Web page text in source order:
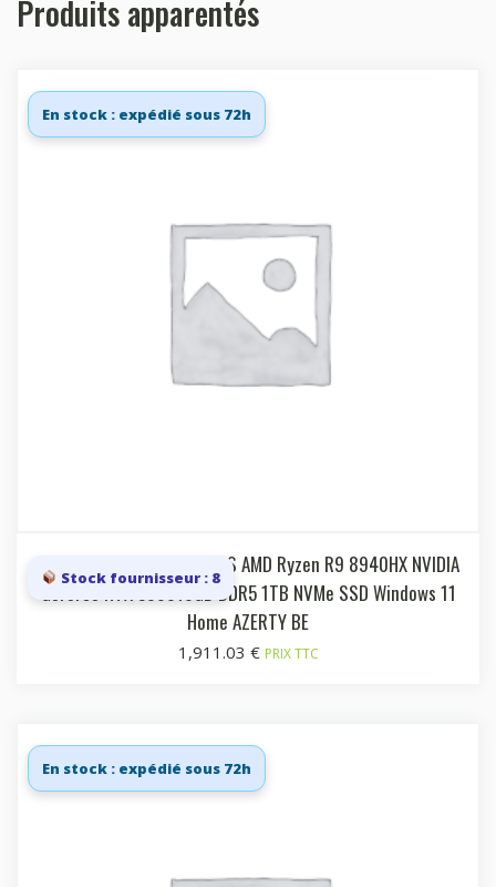
Produits apparentés
En stock : expédié sous 72h
Laptop 16i QHD+ 240Hz IPS AMD Ryzen R9 8940HX NVIDIA
GeForce RTX 506016GB DDR5 1TB NVMe SSD Windows 11
Home AZERTY BE
1,911.03 € PRIX TTC
Stock fournisseur : 8
En stock : expédié sous 72h